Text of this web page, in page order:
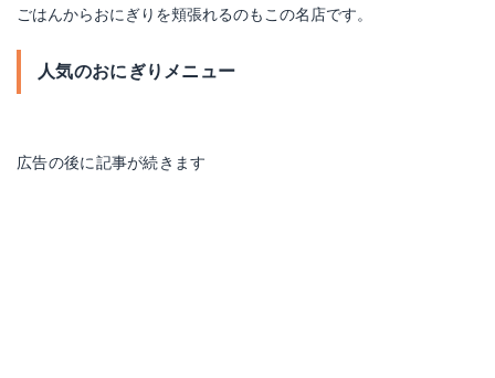
ごはんからおにぎりを頬張れるのもこの名店です。
人気のおにぎりメニュー
広告の後に記事が続きます